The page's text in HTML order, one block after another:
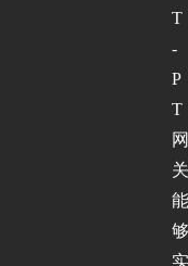
T
-
P
T
网
关
能
够
实